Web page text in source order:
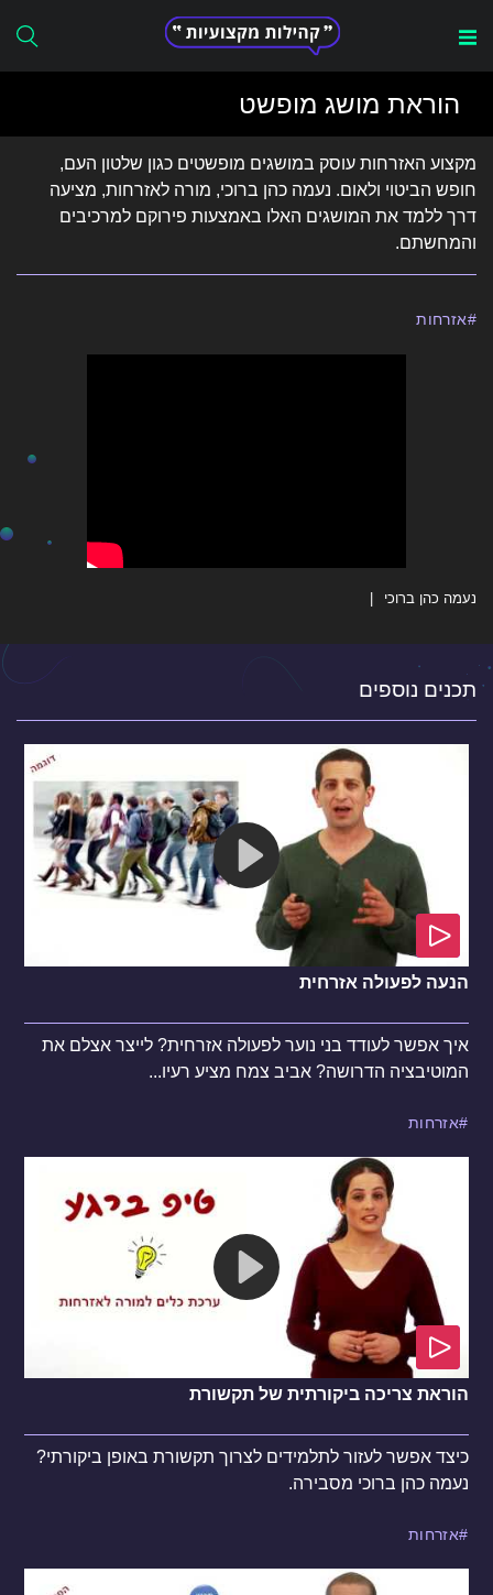
for:
הוראת מושג מופשט
מקצוע האזרחות עוסק במושגים מופשטים כגון שלטון העם,
חופש הביטוי ולאום. נעמה כהן ברוכי, מורה לאזרחות, מציעה
דרך ללמד את המושגים האלו באמצעות פירוקם למרכיבים
והמחשתם.
אזרחות
נעמה כהן ברוכי
תכנים נוספים
הנעה לפעולה אזרחית
איך אפשר לעודד בני נוער לפעולה אזרחית? לייצר אצלם את
המוטיבציה הדרושה? אביב צמח מציע רעיו...
אזרחות
הוראת צריכה ביקורתית של תקשורת
כיצד אפשר לעזור לתלמידים לצרוך תקשורת באופן ביקורתי?
נעמה כהן ברוכי מסבירה.
אזרחות